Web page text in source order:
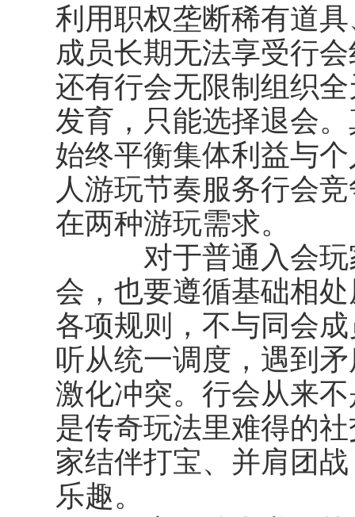
利用职权垄断稀有道
成员长期无法享受行
还有行会无限制组织
发育，只能选择退会
始终平衡集体利益与
人游玩节奏服务行会
在两种游玩需求。
对于普通入会玩家
会，也要遵循基础相
各项规则，不与同会
听从统一调度，遇到
激化冲突。行会从来
是传奇玩法里难得的
家结伴打宝、并肩团
乐趣。